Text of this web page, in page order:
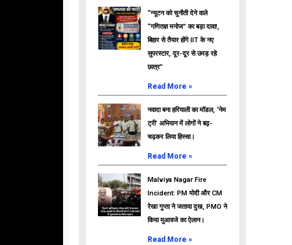
“न्यूटन को चुनौती देने वाले
“गणितज्ञ मनोज” का बड़ा दावा!,
बिहार से तैयार होंगे IIT के नए
सुपरस्टार, दूर-दूर से उमड़ रहे
छात्र”
Read More »
नवादा बना हरियाली का मॉडल, ‘नेम
ट्री’ अभियान में लोगों ने बढ़-
चढ़कर लिया हिस्सा।
Read More »
Malviya Nagar Fire
Incident: PM मोदी और CM
रेखा गुप्ता ने जताया दुख, PMO ने
किया मुआवजे का ऐलान।
Read More »